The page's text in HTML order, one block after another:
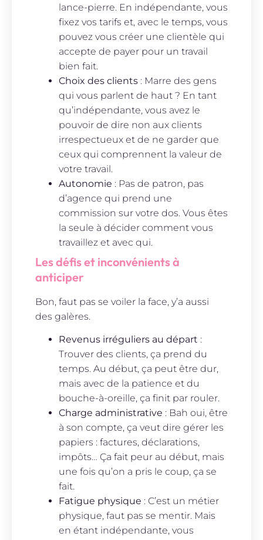
lance-pierre. En indépendante, vous
fixez vos tarifs et, avec le temps, vous
pouvez vous créer une clientèle qui
accepte de payer pour un travail
bien fait.
Choix des clients : Marre des gens
qui vous parlent de haut ? En tant
qu’indépendante, vous avez le
pouvoir de dire non aux clients
irrespectueux et de ne garder que
ceux qui comprennent la valeur de
votre travail.
Autonomie : Pas de patron, pas
d’agence qui prend une
commission sur votre dos. Vous êtes
la seule à décider comment vous
travaillez et avec qui.
Les défis et inconvénients à
anticiper
Bon, faut pas se voiler la face, y’a aussi
des galères.
Revenus irréguliers au départ :
Trouver des clients, ça prend du
temps. Au début, ça peut être dur,
mais avec de la patience et du
bouche-à-oreille, ça finit par rouler.
Charge administrative : Bah oui, être
à son compte, ça veut dire gérer les
papiers : factures, déclarations,
impôts… Ça fait peur au début, mais
une fois qu’on a pris le coup, ça se
fait.
Fatigue physique : C’est un métier
physique, faut pas se mentir. Mais
en étant indépendante, vous